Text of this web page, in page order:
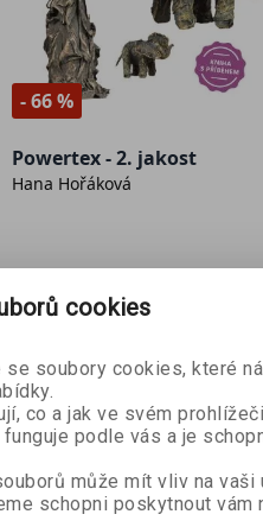
- 66 %
Powertex - 2. jakost
Hana Hořáková
cookies
se soubory cookies, které
co a jak ve svém
podle vás a je
může mít vliv na
schopni poskytnout vám